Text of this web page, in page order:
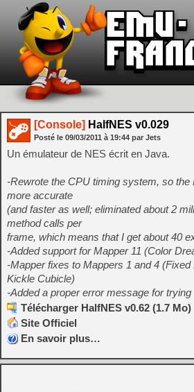
[Console] HalfNES v0.029
Posté le 09/03/2011 à 19:44 par Jets
Un émulateur de NES écrit en Java.
-Rewrote the CPU timing system, so the
more accurate
(and faster as well; eliminated about 2
method calls per
frame, which means that I get about 40
-Added support for Mapper 11 (Color
-Mapper fixes to Mappers 1 and 4
Kickle Cubicle)
-Added a proper error message for
Télécharger HalfNES v0.62 (1.7 Mo)
Site Officiel
En savoir plus…